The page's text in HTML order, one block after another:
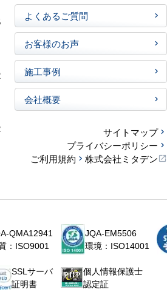
よくあるご質問
お客様のお声
施工事例
会社概要
サイトマップ
プライバシーポリシー
ご利用規約
株式会社ミタデン
QMA12941
：ISO9001
JQA-EM5506
環境：ISO14001
SSLサーバ
証明書
個人情報保護士
認定証